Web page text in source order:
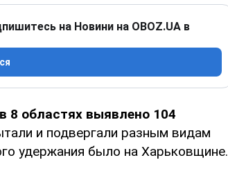
на Новини на OBOZ.UA в
в 8 областях выявлено 104
и подвергали разным видам
удержания было на Харьковщине.